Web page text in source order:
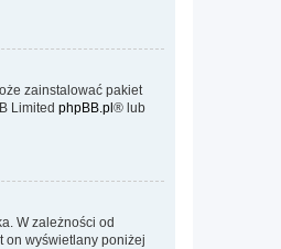
zainstalować pakiet
Limited phpBB.pl ® lub
W zależności od
on wyświetlany poniżej